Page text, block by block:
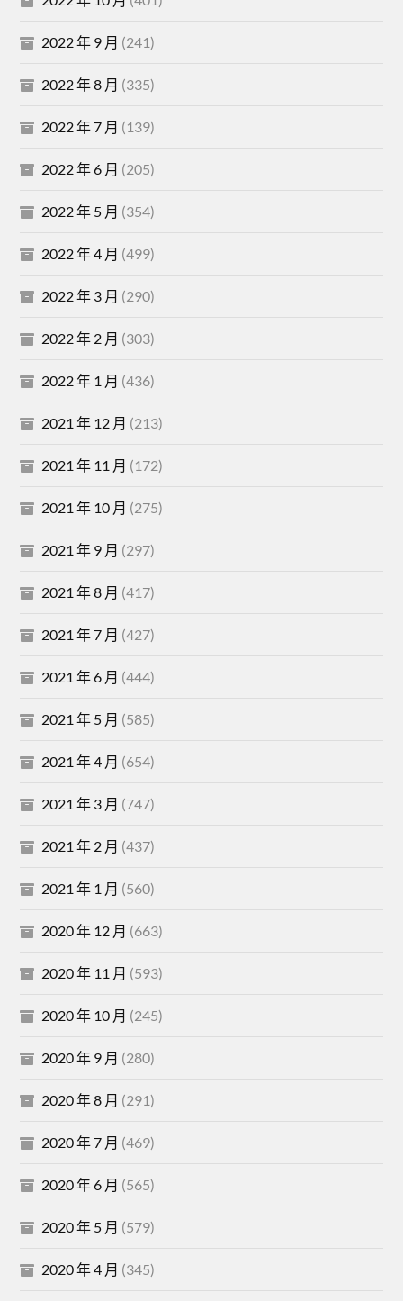
2022 年 9 月 (241)
2022 年 8 月 (335)
2022 年 7 月 (139)
2022 年 6 月 (205)
2022 年 5 月 (354)
2022 年 4 月 (499)
2022 年 3 月 (290)
2022 年 2 月 (303)
2022 年 1 月 (436)
2021 年 12 月 (213)
2021 年 11 月 (172)
2021 年 10 月 (275)
2021 年 9 月 (297)
2021 年 8 月 (417)
2021 年 7 月 (427)
2021 年 6 月 (444)
2021 年 5 月 (585)
2021 年 4 月 (654)
2021 年 3 月 (747)
2021 年 2 月 (437)
2021 年 1 月 (560)
2020 年 12 月 (663)
2020 年 11 月 (593)
2020 年 10 月 (245)
2020 年 9 月 (280)
2020 年 8 月 (291)
2020 年 7 月 (469)
2020 年 6 月 (565)
2020 年 5 月 (579)
2020 年 4 月 (345)